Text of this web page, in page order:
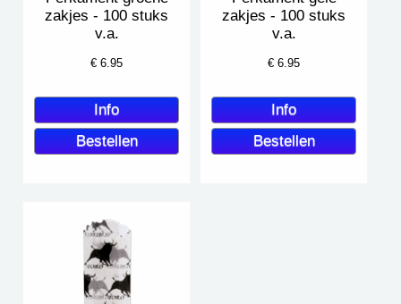
zakjes - 100 stuks
v.a.
€6.95
zakjes - 100 stuks
v.a.
€6.95